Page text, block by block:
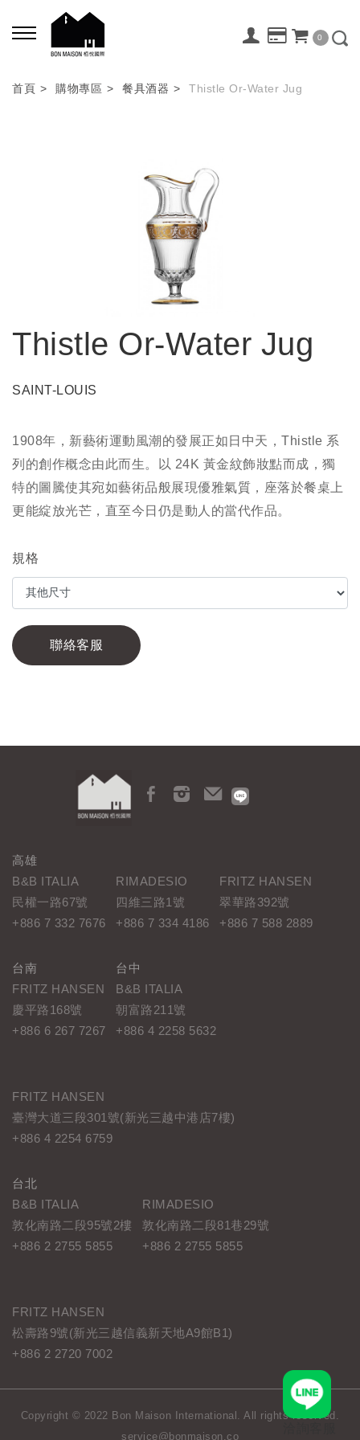
0
首頁 購物專區 餐具酒器 Thistle Or-Water Jug
Thistle Or-Water Jug
SAINT-LOUIS
1908年，新藝術運動風潮的發展正如日中天，Thistle 系
列的創作概念由此而生。以 24K 黃金紋飾妝點而成，獨
特的圖騰使其宛如藝術品般展現優雅氣質，座落於餐桌上
更能綻放光芒，直至今日仍是動人的當代作品。
規格
聯絡客服
高雄
B&B ITALIA
民權一路67號
+886 7 332 7676
RIMADESIO
四維三路1號
+886 7 334 4186
FRITZ HANSEN
翠華路392號
+886 7 588 2889
台南
FRITZ HANSEN
慶平路168號
+886 6 267 7267
台中
B&B ITALIA
朝富路211號
+886 4 2258 5632
FRITZ HANSEN
臺灣大道三段301號(新光三越中港店7樓)
+886 4 2254 6759
台北
B&B ITALIA
敦化南路二段95號2樓
+886 2 2755 5855
RIMADESIO
敦化南路二段81巷29號
+886 2 2755 5855
FRITZ HANSEN
松壽路9號(新光三越信義新天地A9館B1)
+886 2 2720 7002
Copyright © 2022 Bon Maison International. All rights reserved.
service@bonmaison.co